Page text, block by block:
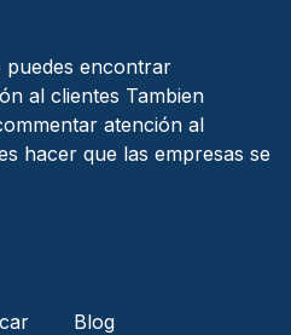
puedes encontrar
al clientes Tambien
atención al
hacer que las empresas se
Blog